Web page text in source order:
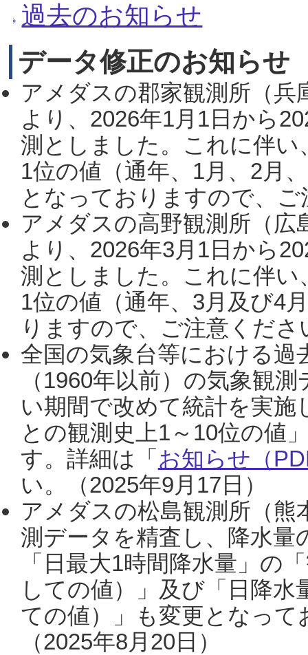
過去のお知らせ
データ修正のお知らせ
アメダスの郡家観測所（
より、2026年1月1日から
測としました。これに伴い
1位の値（通年、1月、2月
となっておりますので、
アメダスの高野観測所（
より、2026年3月1日から
測としました。これに伴い
1位の値（通年、3月及び4
りますので、ご注意くだ
全国の気象台等における過
（1960年以前）の気象観
い期間で改めて統計を実
との観測史上1～10位の値
す。詳細は「 お知らせ（
い。（2025年9月17日）
アメダスの松島観測所（熊
測データを精査し、降水
「日最大1時間降水量」の
しての値）」及び「日降
ての値）」も変更となっ
（2025年8月20日）